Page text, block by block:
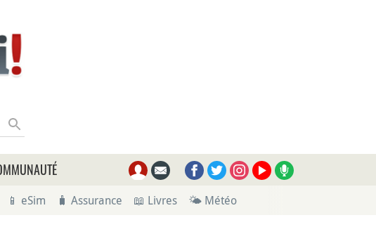
📱 eSim 🧳 Assurance 📖 Livres 🌤 Météo